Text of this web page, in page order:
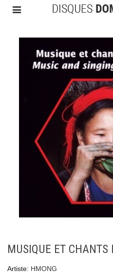
MUSIQUE ET CHANTS
Artiste: HMONG